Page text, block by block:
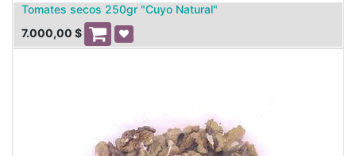
Tomates secos 250gr "Cuyo Natural"
7.000,00 $